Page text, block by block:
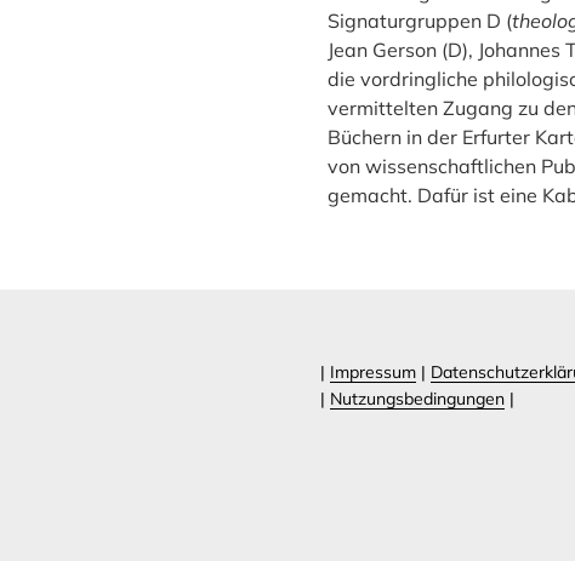
Signaturgruppen D (
Jean Gerson (D),
die vordringliche
vermittelten Zugang zu
Büchern in der Erfurter
von wissenschaftlichen
gemacht. Dafür ist eine
| Impressum |
| Nutzungsbedingungen |